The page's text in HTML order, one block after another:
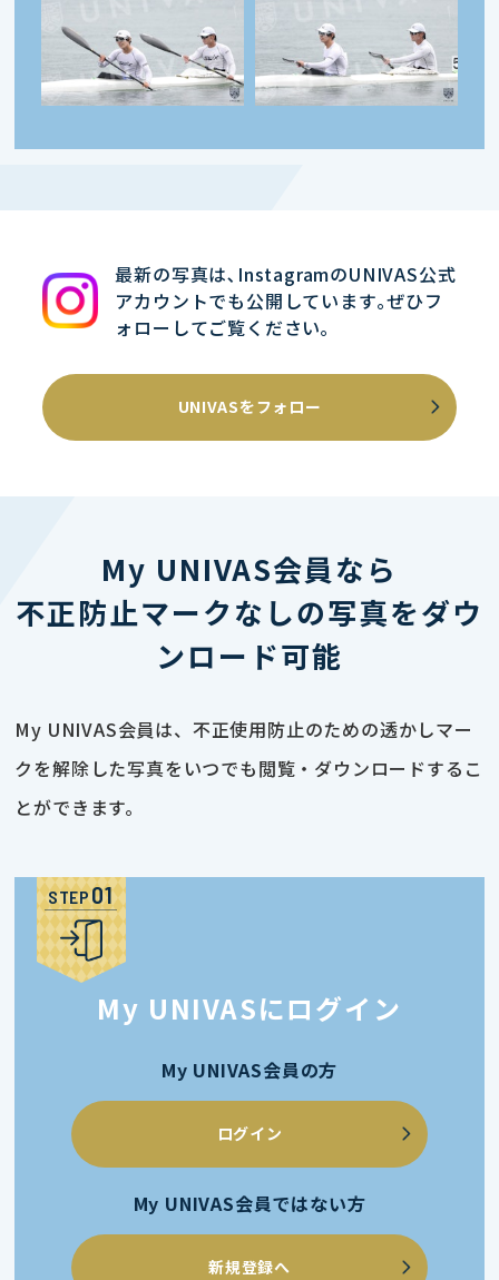
最新の写真は､InstagramのUNIVAS公式
アカウントでも公開しています｡ぜひフ
ォローしてご覧ください｡
UNIVASをフォロー
My UNIVAS会員なら
不正防止マークなしの写真をダウ
ンロード可能
My UNIVAS会員は、不正使用防止のための透かしマー
クを解除した写真をいつでも閲覧・ダウンロードするこ
とができます。
STEP
My UNIVASにログイン
My UNIVAS会員の方
ログイン
My UNIVAS会員ではない方
新規登録へ